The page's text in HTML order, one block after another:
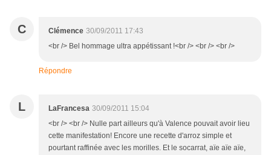
C Clémence 30/09/2011 17:43
<br /> Bel hommage ultra appétissant !<br /> <br /> <br />
Répondre
L LaFrancesa 30/09/2011 15:04
<br /> <br /> Nulle part ailleurs qu'à Valence pouvait avoir lieu
cette manifestation! Encore une recette d'arroz simple et
pourtant raffinée avec les morilles. Et le socarrat, aïe aïe aïe,